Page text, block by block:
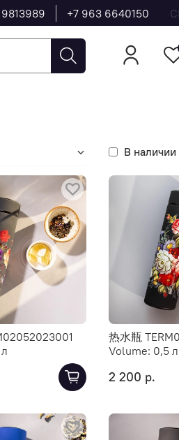
+7 963 6640150
В наличии
热水瓶
Volume: 0,5 л
2 200 р.